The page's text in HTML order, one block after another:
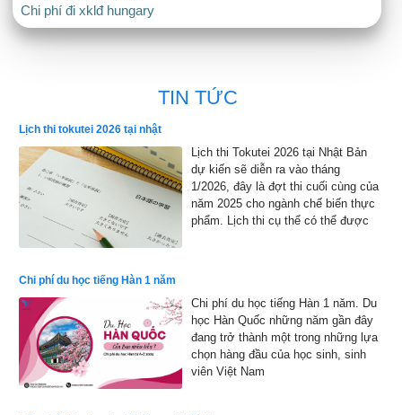
Chi phí đi xklđ hungary
TIN TỨC
Lịch thi tokutei 2026 tại nhật
Lịch thi Tokutei 2026 tại Nhật Bản
dự kiến sẽ diễn ra vào tháng
1/2026, đây là đợt thi cuối cùng của
năm 2025 cho ngành chế biến thực
phẩm. Lịch thi cụ thể có thể được
2026
Chi phí du học tiếng Hàn 1 năm
Chi phí du học tiếng Hàn 1 năm. Du
học Hàn Quốc những năm gần đây
đang trở thành một trong những lựa
chọn hàng đầu của học sinh, sinh
viên Việt Nam